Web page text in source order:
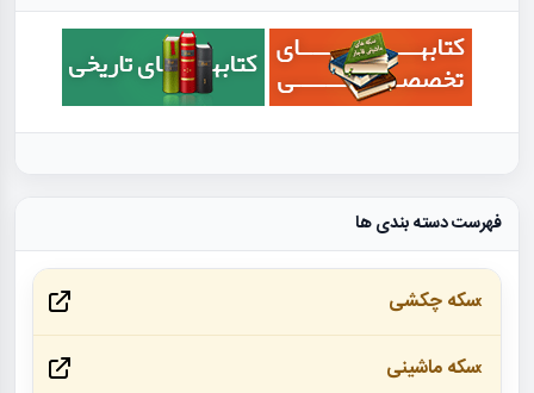
فهرست دسته بندی ها
سکه چکشی
سکه ماشینی